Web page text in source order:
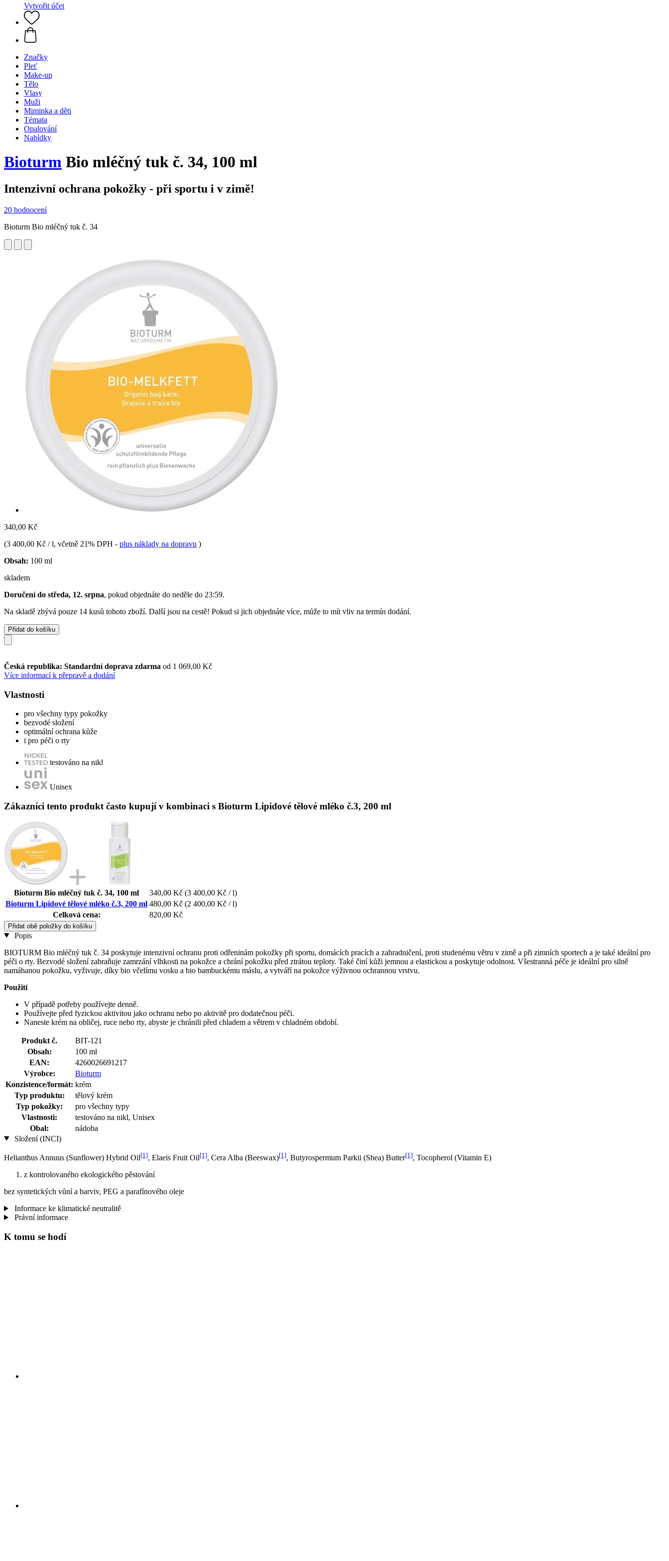
Vytvořit účet
Značky
Pleť
Make-up
Tělo
Vlasy
Muži
Miminka a děti
Témata
Opalování
Nabídky
Bioturm Bio mléčný tuk č. 34, 100 ml
Intenzivní ochrana pokožky - při sportu i v zimě!
20 hodnocení
Bioturm Bio mléčný tuk č. 34
340,00 Kč
(3 400,00 Kč / l, včetně 21% DPH - plus náklady na dopravu )
Obsah: 100 ml
skladem
Doručení do středa, 12. srpna, pokud objednáte do neděle do 23:59.
Na skladě zbývá pouze 14 kusů tohoto zboží. Další jsou na cestě! Pokud si jich objednáte více, může to mít vliv na termín dodání.
Přidat do košíku
Česká republika: Standardní doprava zdarma od 1 069,00 Kč
Více informací k přepravě a dodání
Vlastnosti
pro všechny typy pokožky
bezvodé složení
optimální ochrana kůže
i pro péči o rty
testováno na nikl
Unisex
Zákazníci tento produkt často kupují v kombinaci s Bioturm Lipidové tělové mléko č.3, 200 ml
Bioturm Bio mléčný tuk č. 34, 100 ml 340,00 Kč (3 400,00 Kč / l)
Bioturm Lipidové tělové mléko č.3, 200 ml 480,00 Kč (2 400,00 Kč / l)
Celková cena:
820,00 Kč
Přidat obě položky do košíku
Popis
BIOTURM Bio mléčný tuk č. 34 poskytuje intenzivní ochranu proti odřeninám pokožky při sportu, domácích pracích a zahradničení, proti studenému větru v zimě a při zimních sportech a je také ideální pro
péči o rty. Bezvodé složení zabraňuje zamrzání vlhkosti na pokožce a chrání pokožku před ztrátou teploty. Také činí kůži jemnou a elastickou a poskytuje odolnost. Všestranná péče je ideální pro silně
namáhanou pokožku, vyživuje, díky bio včelímu vosku a bio bambuckému máslu, a vytváří na pokožce výživnou ochrannou vrstvu.
Použití
V případě potřeby používejte denně.
Používejte před fyzickou aktivitou jako ochranu nebo po aktivitě pro dodatečnou péči.
Naneste krém na obličej, ruce nebo rty, abyste je chránili před chladem a větrem v chladném období.
Produkt č.
BIT-121
Obsah:
100 ml
EAN:
4260026691217
Výrobce:
Bioturm
Konzistence/formát: krém
Typ produktu:
tělový krém
Typ pokožky:
pro všechny typy
Vlastnosti:
testováno na nikl, Unisex
Obal:
nádoba
Složení (INCI)
Helianthus Annuus (Sunflower) Hybrid Oil[1], Elaeis Fruit Oil[1], Cera Alba (Beeswax)[1], Butyrospermum Parkii (Shea) Butter[1], Tocopherol (Vitamin E)
z kontrolovaného ekologického pěstování
bez syntetických vůní a barviv, PEG a parafínového oleje
Informace ke klimatické neutralitě
Právní informace
K tomu se hodí